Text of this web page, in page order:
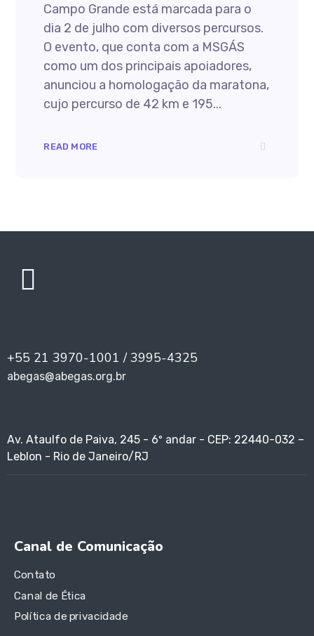
Campo Grande está marcada para o
dia 2 de julho com diversos percursos.
O evento, que conta com a MSGÁS
como um dos principais apoiadores,
anunciou a homologação da maratona,
cujo percurso de 42 km e 195...
READ MORE
+55 21 3970-1001 / 3995-4325
abegas@abegas.org.br
Av. Ataulfo de Paiva, 245 - 6º andar - CEP: 22440-032 –
Leblon - Rio de Janeiro/RJ
Canal de Comunicação
Contato
Canal de Ética
Política de privacidade